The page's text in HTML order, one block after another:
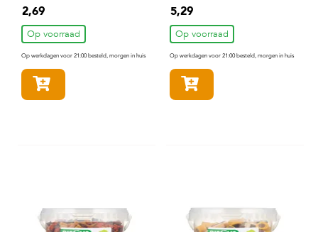
Mix 200 gram
2,69
Op voorraad
Op werkdagen voor 21:00 besteld, morgen in huis
gr
5,29
Op voorraad
Op werkdagen voor 21:00 besteld, morgen in huis